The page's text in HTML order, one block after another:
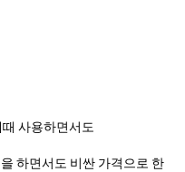
사용하면서도
하면서도 비싼 가격으로 한